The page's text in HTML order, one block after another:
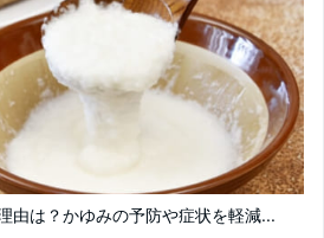
由は？かゆみの予防や症状を軽減...